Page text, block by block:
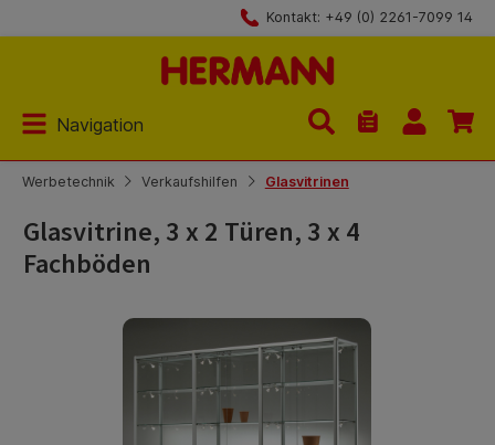
Kontakt: +49 (0) 2261-7099 14
Navigation
Du hast 0
Werbetechnik Verkaufshilfen Glasvitrinen
Glasvitrine, 3 x 2 Türen, 3 x 4
Fachböden
Bildergalerie überspringen